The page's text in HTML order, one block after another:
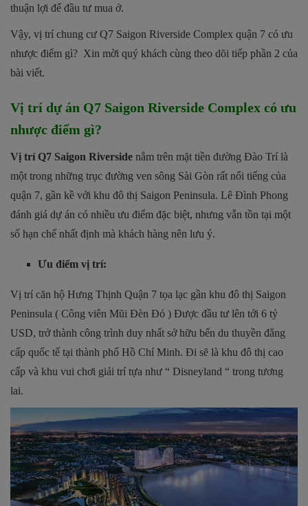
thuận lợi để đầu tư mua ở.
Vậy, vị trí chung cư Q7 Saigon Riverside Complex quận 7 có ưu
nhược điểm gì? Xin mời quý khách cùng theo dõi tiếp phần 2 của
bài viết.
Vị trí dự án Q7 Saigon Riverside Complex có ưu
nhược điểm gì?
Vị trí Q7 Saigon Riverside nằm trên mặt tiền đường Đào Trí là
một trong những trục đường ven sông Sài Gòn rất nổi tiếng của
quận 7, gần kề với khu đô thị Saigon Peninsula. Lê Đình Phong
đánh giá dự án có nhiều ưu điểm đặc biệt, nhưng vẫn tồn tại một
số hạn chế nhất định mà khách hàng nên lưu ý.
Ưu điểm vị trí:
Vị trí căn hộ Hưng Thịnh Quận 7 tọa lạc gần khu đô thị Saigon
Peninsula ( Công viên Mũi Đèn Đỏ ) Được đầu tư lên tới 6 tỷ
USD, trở thành công trình duy nhất sở hữu bến du thuyền đẳng
cấp quốc tế tại thành phố Hồ Chí Minh. Đi sẽ là khu đô thị cao
cấp và khu vui chơi giải trí tựa như “ Disneyland “ trong tương
lai.